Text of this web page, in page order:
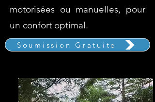
motorisées ou manuelles, pour
un confort optimal.
Soumission Gratuite